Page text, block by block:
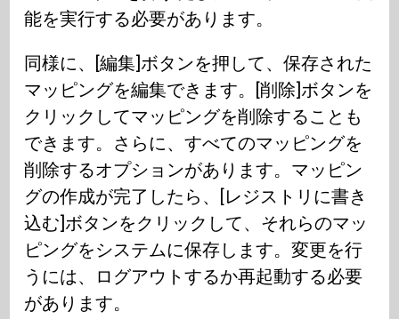
能を実行する必要があります。
同様に、[編集]ボタンを押して、保存された
マッピングを編集できます。[削除]ボタンを
クリックしてマッピングを削除することも
できます。さらに、すべてのマッピングを
削除するオプションがあります。マッピン
グの作成が完了したら、[レジストリに書き
込む]ボタンをクリックして、それらのマッ
ピングをシステムに保存します。変更を行
うには、ログアウトするか再起動する必要
があります。